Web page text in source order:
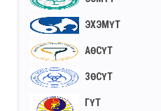
ЭХЭМҮТ
АӨСҮТ
ЗӨСҮТ
ГҮТ